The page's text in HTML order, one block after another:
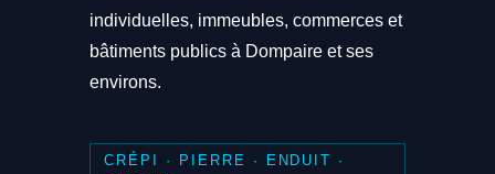
individuelles, immeubles, commerces et
bâtiments publics à Dompaire et ses
environs.
CRÉPI · PIERRE · ENDUIT ·